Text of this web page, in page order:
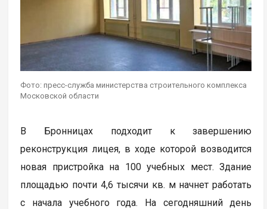
Фото: пресс-служба министерства строительного комплекса
Московской области
В Бронницах подходит к завершению
реконструкция лицея, в ходе которой возводится
новая пристройка на 100 учебных мест. Здание
площадью почти 4,6 тысячи кв. м начнет работать
с начала учебного года. На сегодняшний день